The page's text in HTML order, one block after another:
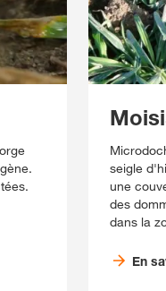
seigle
une
des
dans la
En